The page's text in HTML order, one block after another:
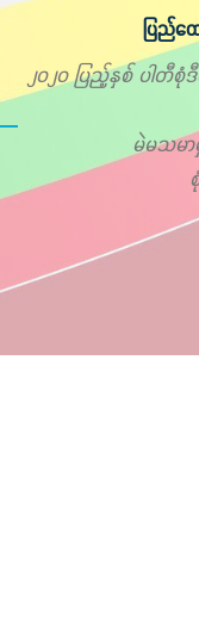
ပြည်ထ
၂၀၂၀ ပြည့်နှစ် ပါတီ
မဲမသမာ